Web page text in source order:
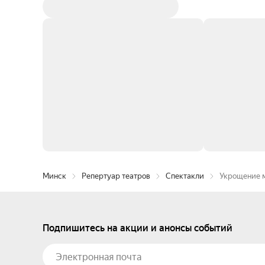
Минск Репертуар театров Спектакли Укрощение
Подпишитесь на акции и анонсы событий